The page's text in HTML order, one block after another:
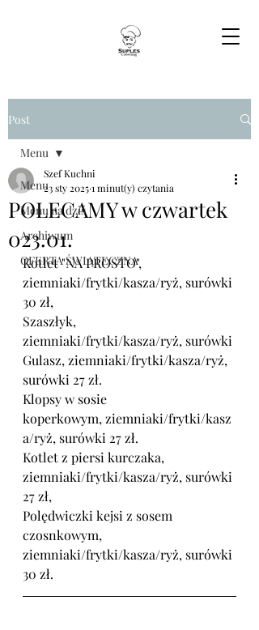
Post
Menu
Menu na dziś
Archiwum
OFERTA ŚWIĄTECZNA
Menu
POLECAMY w czwartek
023.01.
Szef Kuchni
23 sty 20251 minut(y) czytania
Kotlet "NA PROSTO",
ziemniaki/frytki/kasza/ryż, surówki
30 zł,
Szaszłyk,
ziemniaki/frytki/kasza/ryż, surówki
Gulasz, ziemniaki/frytki/kasza/ryż,
surówki 27 zł.
Klopsy w sosie
koperkowym, ziemniaki/frytki/kasz
a/ryż, surówki 27 zł.
Kotlet z piersi kurczaka,
ziemniaki/frytki/kasza/ryż, surówki
27 zł,
Polędwiczki kejsi z sosem
czosnkowym,
ziemniaki/frytki/kasza/ryż, surówki
30 zł.